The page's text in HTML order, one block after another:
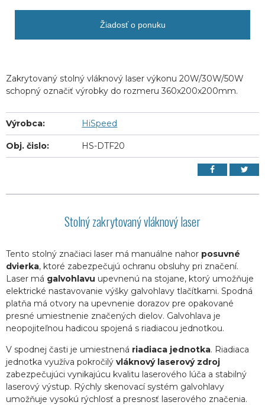
Žiadosť o ponuku
Zakrytovaný stolný vláknový laser výkonu 20W/30W/50W
schopný označiť výrobky do rozmeru 360x200x200mm.
Výrobca: HiSpeed
Obj. čislo: HS-DTF20
Stolný zakrytovaný vláknový laser
Tento stolný značiaci laser má manuálne nahor posuvné
dvierka, ktoré zabezpečujú ochranu obsluhy pri značení.
Laser má galvohlavu upevnenú na stojane, ktorý umožňuje
elektrické nastavovanie výšky galvohlavy tlačítkami. Spodná
platňa má otvory na upevnenie dorazov pre opakované
presné umiestnenie značených dielov. Galvohlava je
neopojiteľnou hadicou spojená s riadiacou jednotkou.
V spodnej časti je umiestnená riadiaca jednotka. Riadiaca
jednotka využíva pokročilý vláknový laserový zdroj
zabezpečujúci vynikajúcu kvalitu laserového lúča a stabilný
laserový výstup. Rýchly skenovací systém galvohlavy
umožňuje vysokú rýchlosť a presnosť laserového značenia.